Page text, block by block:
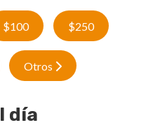
$100 $250
Otros
día